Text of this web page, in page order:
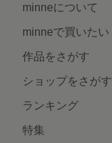
minneについて
minneで買いたい
作品をさがす
ショップをさがす
ランキング
特集